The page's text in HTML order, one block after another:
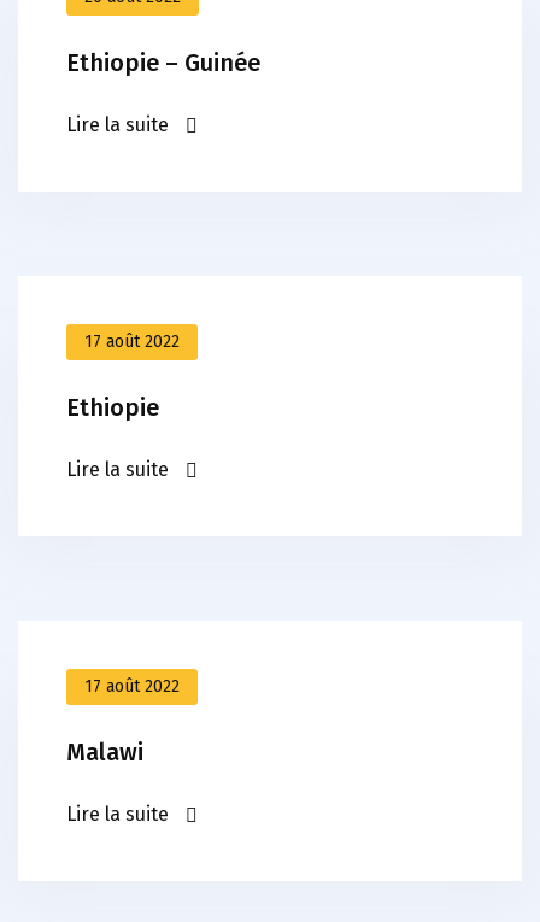
Ethiopie – Guinée
Lire la suite
17 août 2022
Ethiopie
Lire la suite
17 août 2022
Malawi
Lire la suite